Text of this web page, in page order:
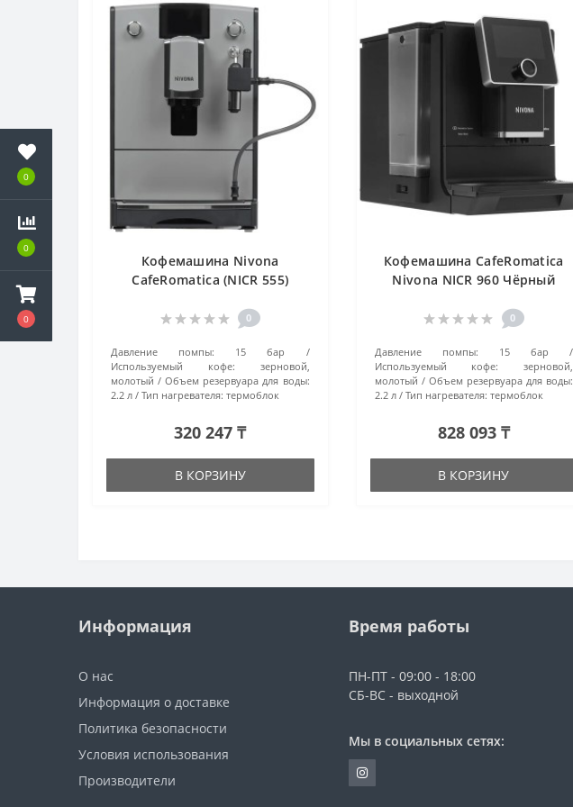
0
0
0
Кофемашина Nivona
CafeRomatica (NICR 555)
0
Давление помпы:
15 бар
Используемый кофе:
зерновой,
молотый
Объем резервуара для воды:
2.2 л
Тип нагревателя: термоблок
320 247 ₸
В КОРЗИНУ
Кофемашина CafeRomatica
Nivona NICR 960 Чёрный
0
Давление помпы:
15 бар
Используемый кофе:
зерновой,
молотый
Объем резервуара для воды:
2.2 л
Тип нагревателя: термоблок
828 093 ₸
В КОРЗИНУ
Информация
О нас
Информация о доставке
Политика безопасности
Условия использования
Производители
Время работы
ПН-ПТ - 09:00 - 18:00
СБ-ВС - выходной
Мы в социальных сетях: